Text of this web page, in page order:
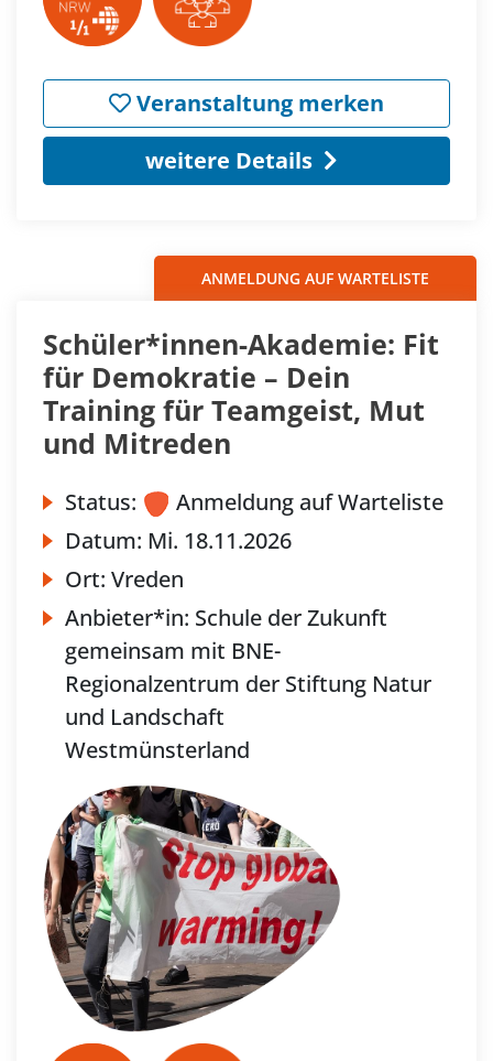
Veranstaltung merken
weitere Details
ANMELDUNG AUF WARTELISTE
Schüler*innen-Akademie: Fit
für Demokratie – Dein
Training für Teamgeist, Mut
und Mitreden
Status:
Anmeldung auf Warteliste
Datum: Mi. 18.11.2026
Ort: Vreden
Anbieter*in: Schule der Zukunft
gemeinsam mit BNE-
Regionalzentrum der Stiftung Natur
und Landschaft
Westmünsterland